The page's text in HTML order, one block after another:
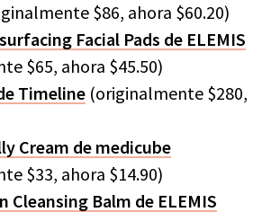
$86, ahora $60.20)
Facial Pads de ELEMIS
$65, ahora $45.50)
Timeline (originalmente $280,
Cream de medicube
$33, ahora $14.90)
Cleansing Balm de ELEMIS